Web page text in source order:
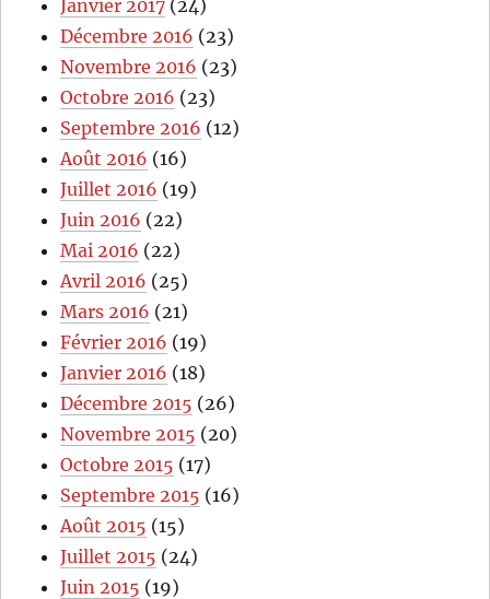
Janvier 2017 (24)
Décembre 2016 (23)
Novembre 2016 (23)
Octobre 2016 (23)
Septembre 2016 (12)
Août 2016 (16)
Juillet 2016 (19)
Juin 2016 (22)
Mai 2016 (22)
Avril 2016 (25)
Mars 2016 (21)
Février 2016 (19)
Janvier 2016 (18)
Décembre 2015 (26)
Novembre 2015 (20)
Octobre 2015 (17)
Septembre 2015 (16)
Août 2015 (15)
Juillet 2015 (24)
Juin 2015 (19)